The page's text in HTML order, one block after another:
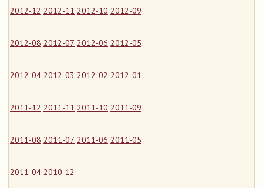
2012-12 2012-11 2012-10 2012-09
2012-08 2012-07 2012-06 2012-05
2012-04 2012-03 2012-02 2012-01
2011-12 2011-11 2011-10 2011-09
2011-08 2011-07 2011-06 2011-05
2011-04 2010-12